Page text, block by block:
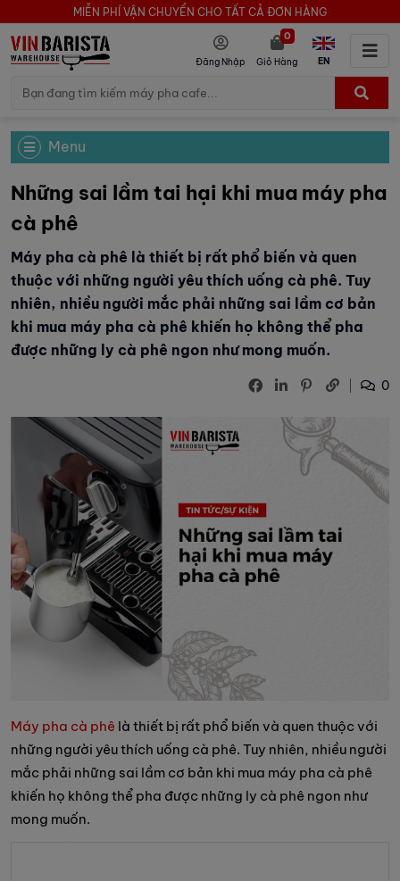
MIỄN PHÍ VẬN CHUYỂN CHO TẤT CẢ ĐƠN HÀNG
Đăng Nhập Giỏ Hàng
0
EN
Menu
Những sai lầm tai hại khi mua máy pha
cà phê
Máy pha cà phê là thiết bị rất phổ biến và quen
thuộc với những người yêu thích uống cà phê. Tuy
nhiên, nhiều người mắc phải những sai lầm cơ bản
khi mua máy pha cà phê khiến họ không thể pha
được những ly cà phê ngon như mong muốn.
0
Máy pha cà phê là thiết bị rất phổ biến và quen thuộc với
những người yêu thích uống cà phê. Tuy nhiên, nhiều người
mắc phải những sai lầm cơ bản khi mua máy pha cà phê
khiến họ không thể pha được những ly cà phê ngon như
mong muốn.